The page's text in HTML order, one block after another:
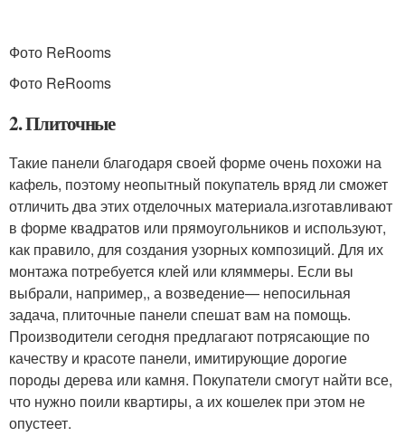
Фото ReRooms
Фото ReRooms
2. Плиточные
Такие панели благодаря своей форме очень похожи на
кафель, поэтому неопытный покупатель вряд ли сможет
отличить два этих отделочных материала.изготавливают
в форме квадратов или прямоугольников и используют,
как правило, для создания узорных композиций. Для их
монтажа потребуется клей или кляммеры. Если вы
выбрали, например,, а возведение— непосильная
задача, плиточные панели спешат вам на помощь.
Производители сегодня предлагают потрясающие по
качеству и красоте панели, имитирующие дорогие
породы дерева или камня. Покупатели смогут найти все,
что нужно поили квартиры, а их кошелек при этом не
опустеет.